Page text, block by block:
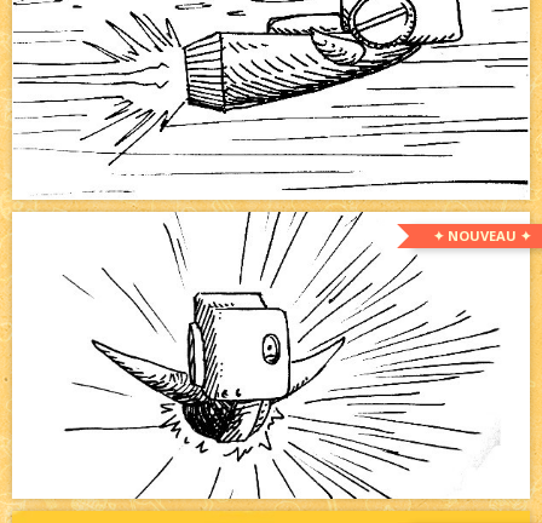
✦ NOUVEAU ✦